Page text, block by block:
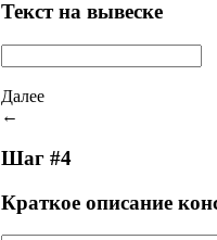
Текст на вывеске
Далее
←
Шаг #4
Краткое описание